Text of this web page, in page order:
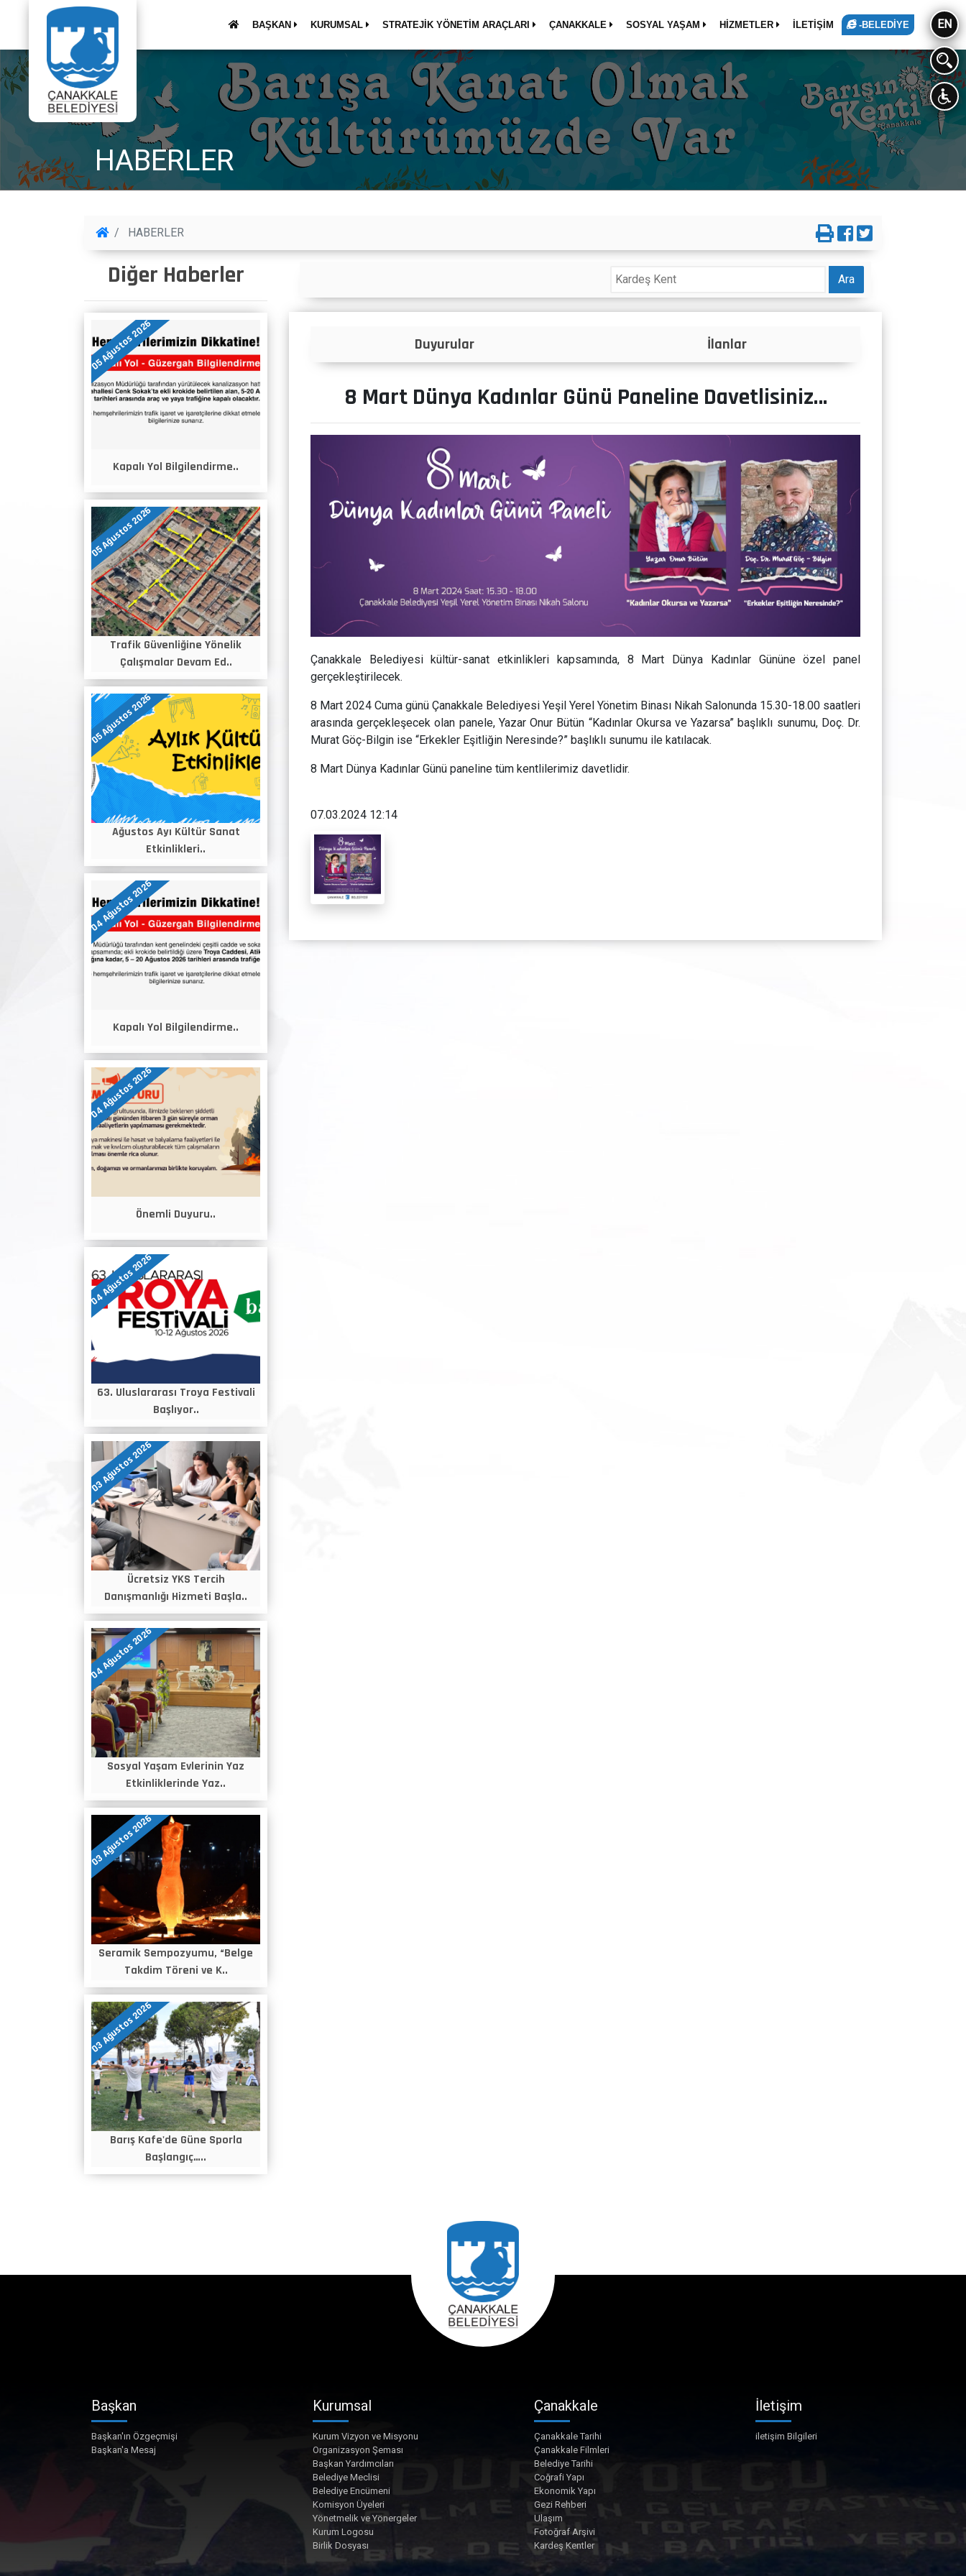
BAŞKAN KURUMSAL STRATEJİK YÖNETİM ARAÇLARI ÇANAKKALE SOSYAL YAŞAM HİZMETLER İLETİŞİM -BELEDİYE EN
HABERLER
HABERLER
Diğer Haberler
05 Ağustos 2026
Kapalı Yol Bilgilendirme..
05 Ağustos 2026
Trafik Güvenliğine Yönelik
Çalışmalar Devam Ed..
05 Ağustos 2026
Ağustos Ayı Kültür Sanat
Etkinlikleri..
04 Ağustos 2026
Kapalı Yol Bilgilendirme..
04 Ağustos 2026
Önemli Duyuru..
04 Ağustos 2026
63. Uluslararası Troya Festivali
Başlıyor..
03 Ağustos 2026
Ücretsiz YKS Tercih
Danışmanlığı Hizmeti Başla..
04 Ağustos 2026
Sosyal Yaşam Evlerinin Yaz
Etkinliklerinde Yaz..
03 Ağustos 2026
Seramik Sempozyumu, “Belge
Takdim Töreni ve K..
03 Ağustos 2026
Barış Kafe'de Güne Sporla
Başlangıç…..
Ara
Duyurular İlanlar Projeler
8 Mart Dünya Kadınlar Günü Paneline Davetlisiniz…
Çanakkale Belediyesi kültür-sanat etkinlikleri kapsamında, 8 Mart Dünya Kadınlar Gününe özel panel
gerçekleştirilecek.
8 Mart 2024 Cuma günü Çanakkale Belediyesi Yeşil Yerel Yönetim Binası Nikah Salonunda 15.30-18.00 saatleri
arasında gerçekleşecek olan panele, Yazar Onur Bütün “Kadınlar Okursa ve Yazarsa” başlıklı sunumu, Doç. Dr.
Murat Göç-Bilgin ise “Erkekler Eşitliğin Neresinde?” başlıklı sunumu ile katılacak.
8 Mart Dünya Kadınlar Günü paneline tüm kentlilerimiz davetlidir.
07.03.2024 12:14
Başkan
Başkan'ın Özgeçmişi
Başkan'a Mesaj
Kurumsal
Kurum Vizyon ve Misyonu
Organizasyon Şeması
Başkan Yardımcıları
Belediye Meclisi
Belediye Encümeni
Komisyon Üyeleri
Yönetmelik ve Yönergeler
Kurum Logosu
Birlik Dosyası
Çanakkale
Çanakkale Tarihi
Çanakkale Filmleri
Belediye Tarihi
Coğrafi Yapı
Ekonomik Yapı
Gezi Rehberi
Ulaşım
Fotoğraf Arşivi
Kardeş Kentler
İletişim
iletişim Bilgileri